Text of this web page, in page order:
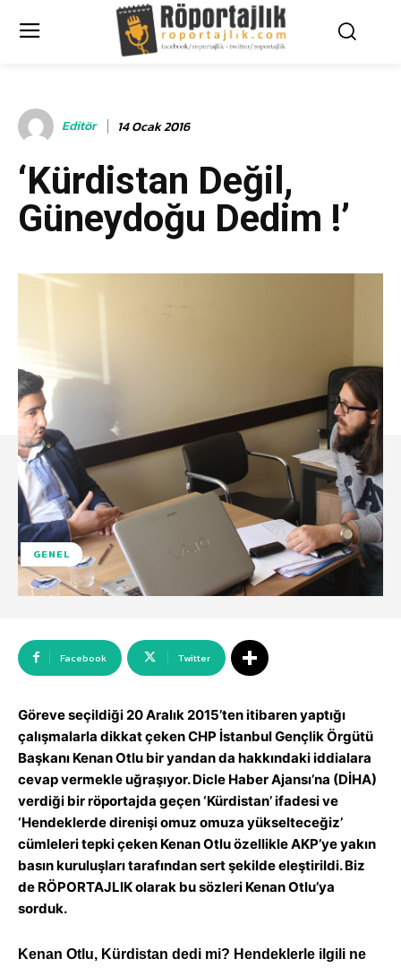
Editör 14 Ocak 2016
‘Kürdistan Değil,
Güneydoğu Dedim !’
GENEL
Facebook Twitter
Göreve seçildiği 20 Aralık 2015’ten itibaren yaptığı
çalışmalarla dikkat çeken CHP İstanbul Gençlik Örgütü
Başkanı Kenan Otlu bir yandan da hakkındaki iddialara
cevap vermekle uğraşıyor. Dicle Haber Ajansı’na (DİHA)
verdiği bir röportajda geçen ‘Kürdistan’ ifadesi ve
‘Hendeklerde direnişi omuz omuza yükselteceğiz’
cümleleri tepki çeken Kenan Otlu özellikle AKP’ye yakın
basın kuruluşları tarafından sert şekilde eleştirildi. Biz
de RÖPORTAJLIK olarak bu sözleri Kenan Otlu’ya
sorduk.
Kenan Otlu, Kürdistan dedi mi? Hendeklerle ilgili ne